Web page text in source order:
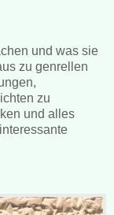
und was sie
zu genrellen
zu
und alles